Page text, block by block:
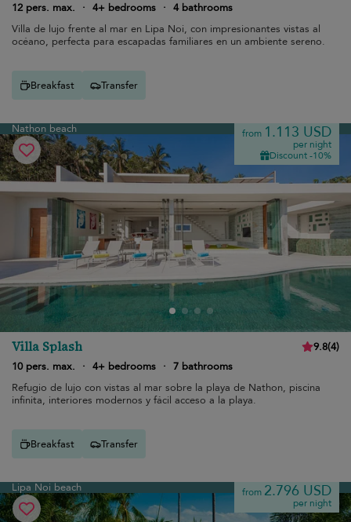
12 pers. max. · 4+ bedrooms · 4 bathrooms
Villa de lujo frente al mar en Lipa Noi, con impresionantes vistas al
océano, perfecta para escapadas familiares en un ambiente sereno.
Breakfast Transfer
Nathon beach from 1.113 USD
per night
Discount -10%
Villa Splash 9.8(4)
10 pers. max.
· 4+ bedrooms · 7 bathrooms
Refugio de lujo con vistas al mar sobre la playa de Nathon, piscina
infinita, interiores modernos y fácil acceso a la playa.
Breakfast Transfer
Lipa Noi beach from 2.796 USD
per night